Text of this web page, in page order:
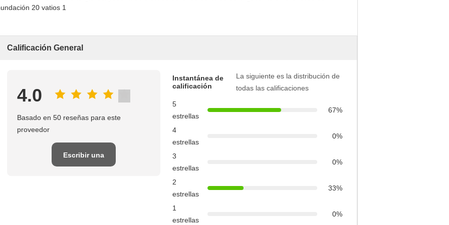
Calificación General
4.0
Basado en 50 reseñas para este
proveedor
Escribir una
Instantánea de
calificación
La siguiente es la distribución de
todas las calificaciones
5
estrellas
67%
4
estrellas
0%
3
estrellas
0%
2
estrellas
33%
1
estrellas
0%